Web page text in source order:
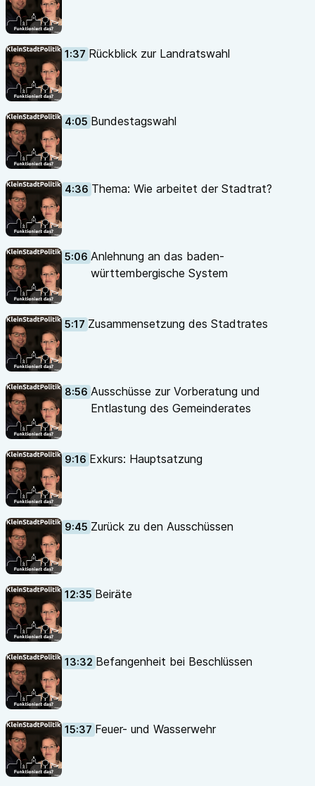
1:37 Rückblick zur Landratswahl
4:05 Bundestagswahl
4:36 Thema: Wie arbeitet der Stadtrat?
5:06 Anlehnung an das baden-
württembergische System
5:17 Zusammensetzung des Stadtrates
8:56 Ausschüsse zur Vorberatung und
Entlastung des Gemeinderates
9:16 Exkurs: Hauptsatzung
9:45 Zurück zu den Ausschüssen
12:35 Beiräte
13:32 Befangenheit bei Beschlüssen
15:37 Feuer- und Wasserwehr